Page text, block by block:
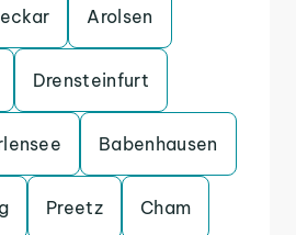
Arolsen
Drensteinfurt
Babenhausen
Preetz Cham